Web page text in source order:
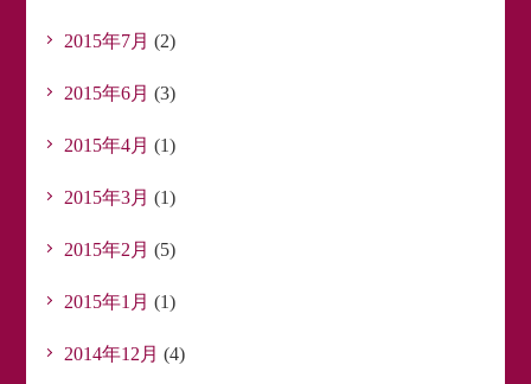
2015年7月 (2)
2015年6月 (3)
2015年4月 (1)
2015年3月 (1)
2015年2月 (5)
2015年1月 (1)
2014年12月 (4)